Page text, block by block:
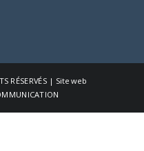
RÉSERVÉS | Site web